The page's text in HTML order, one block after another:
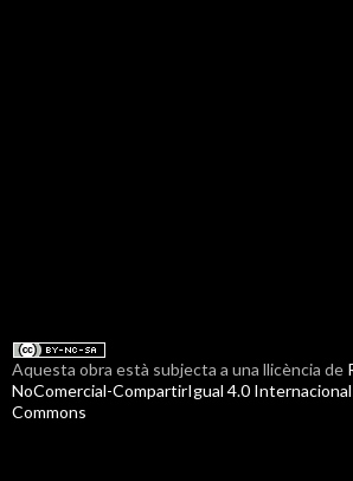
Aquesta obra està subjecta a una llicència de
NoComercial-CompartirIgual 4.0
Commons